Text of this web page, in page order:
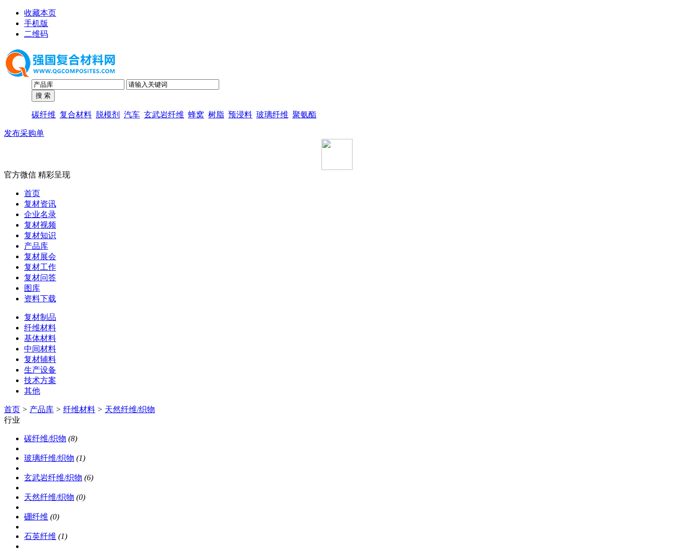
收藏本页
手机版
二维码
碳纤维 复合材料 脱模剂 汽车 玄武岩纤维 蜂窝 树脂 预浸料 玻璃纤维 聚氨酯
发布采购单
官方微信 精彩呈现
首页
复材资讯
企业名录
复材视频
复材知识
产品库
复材展会
复材工作
复材问答
图库
资料下载
复材制品
纤维材料
基体材料
中间材料
复材辅料
生产设备
技术方案
其他
首页 > 产品库 > 纤维材料 > 天然纤维/织物
行业
碳纤维/织物 (8)
玻璃纤维/织物 (1)
玄武岩纤维/织物 (6)
天然纤维/织物 (0)
硼纤维 (0)
石英纤维 (1)